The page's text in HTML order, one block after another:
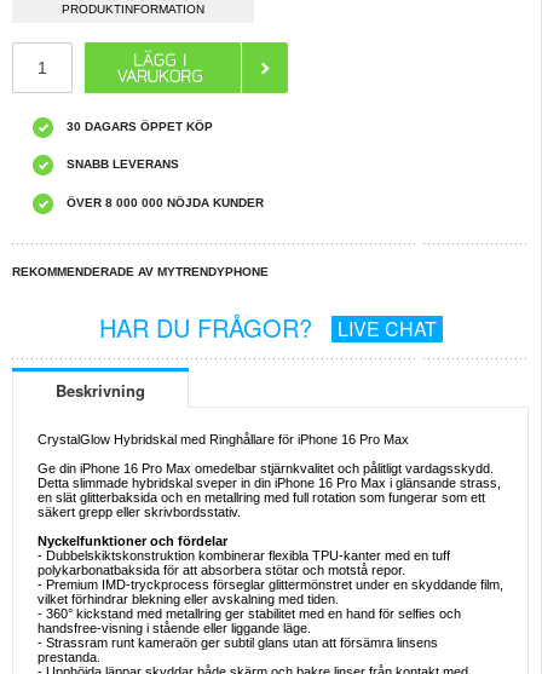
PRODUKTINFORMATION
30 DAGARS ÖPPET KÖP
SNABB LEVERANS
ÖVER 8 000 000 NÖJDA KUNDER
REKOMMENDERADE AV MYTRENDYPHONE
HAR DU FRÅGOR? LIVE CHAT
Beskrivning
CrystalGlow Hybridskal med Ringhållare för iPhone 16 Pro Max
Ge din iPhone 16 Pro Max omedelbar stjärnkvalitet och pålitligt vardagsskydd.
Detta slimmade hybridskal sveper in din iPhone 16 Pro Max i glänsande strass,
en slät glitterbaksida och en metallring med full rotation som fungerar som ett
säkert grepp eller skrivbordsstativ.
Nyckelfunktioner och fördelar
- Dubbelskiktskonstruktion kombinerar flexibla TPU-kanter med en tuff
polykarbonatbaksida för att absorbera stötar och motstå repor.
- Premium IMD-tryckprocess förseglar glittermönstret under en skyddande film,
vilket förhindrar blekning eller avskalning med tiden.
- 360° kickstand med metallring ger stabilitet med en hand för selfies och
handsfree-visning i stående eller liggande läge.
- Strassram runt kameraön ger subtil glans utan att försämra linsens
prestanda.